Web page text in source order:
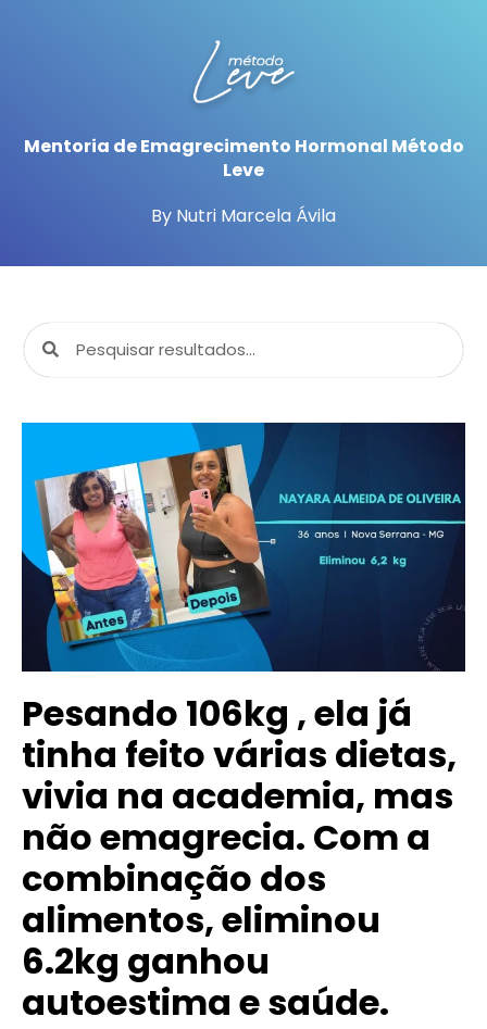
Mentoria de Emagrecimento Hormonal Método
Leve
By Nutri Marcela Ávila
Pesando 106kg , ela já
tinha feito várias dietas,
vivia na academia, mas
não emagrecia. Com a
combinação dos
alimentos, eliminou
6.2kg ganhou
autoestima e saúde.